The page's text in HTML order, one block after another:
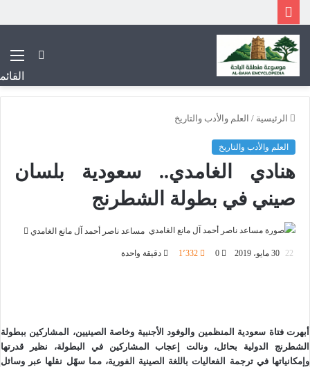
بحث
الرئيسية / العلم والأدب والتاريخ
العلم والأدب والتاريخ
هنادي الغامدي.. سعودية بلسان
صيني في بطولة الشطرنج
مساعد ناصر أحمد آل مانع الغامدي
30 مايو، 2019 0 1٬332 دقيقة واحدة
أبهرت فتاة سعودية المنظمين والوفود الأجنبية وخاصة الصينيين، المشاركين ببطولة
الشطرنج الدولية بحائل، ونالت إعجاب المشاركين في البطولة، نظير قدرتها
وإمكانياتها في ترجمة الفعاليات باللغة الصينية الفورية، مما سهّل نقلها عبر وسائل